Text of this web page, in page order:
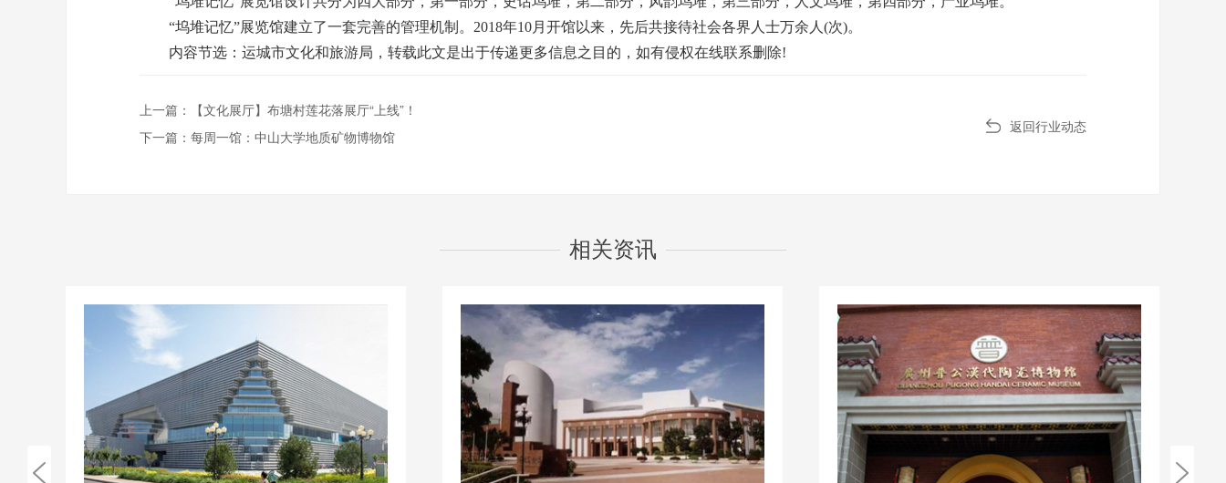
“坞堆记忆”展览馆建立了一套完善的管理机制。2018年10月开馆以来，先后共接待社会各界人士万余人(次)。
内容节选：运城市文化和旅游局，转载此文是出于传递更多信息之目的，如有侵权在线联系删除!
上一篇：
【文化展厅】布塘村莲花落展厅“上线”！
下一篇： 每周一馆：中山大学地质矿物博物馆
返回行业动态
相关资讯